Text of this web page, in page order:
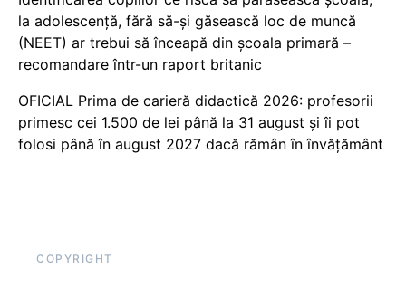
la adolescență, fără să-și găsească loc de muncă
(NEET) ar trebui să înceapă din școala primară –
recomandare într-un raport britanic
OFICIAL Prima de carieră didactică 2026: profesorii
primesc cei 1.500 de lei până la 31 august și îi pot
folosi până în august 2027 dacă rămân în învățământ
COPYRIGHT